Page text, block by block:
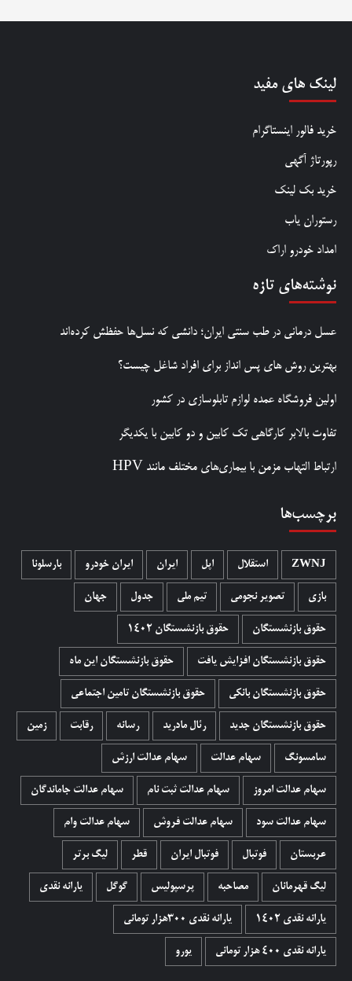
لینک های مفید
خرید فالور اینستاگرام
رپورتاژ آگهی
خرید بک لینک
رستوران یاب
امداد خودرو اراک
نوشته‌های تازه
عسل درمانی در طب سنتی ایران؛ دانشی که نسل‌ها حفظش کرده‌اند
بهترین روش‌ های پس‌ انداز برای افراد شاغل چیست؟
اولین فروشگاه عمده لوازم تابلوسازی در کشور
تفاوت بالابر کارگاهی تک کابین و دو کابین با یکدیگر
ارتباط التهاب مزمن با بیماری‌های مختلف مانند HPV
برچسب‌ها
ZWNJ استقلال اپل ایران ایران خودرو بارسلونا
بازی تصویر نجومی تیم ملی جدول جهان
حقوق بازنشستگان حقوق بازنشستگان 1402
حقوق بازنشستگان افزایش یافت حقوق بازنشستگان این ماه
حقوق بازنشستگان بانکی حقوق بازنشستگان تامین اجتماعی
حقوق بازنشستگان جدید رئال مادرید رسانه رقابت زمین
سامسونگ سهام عدالت سهام عدالت ارزش
سهام عدالت امروز سهام عدالت ثبت نام سهام عدالت جاماندگان
سهام عدالت سود سهام عدالت فروش سهام عدالت وام
عربستان فوتبال فوتبال ایران قطر لیگ برتر
لیگ قهرمانان مصاحبه پرسپولیس گوگل یارانه نقدی
یارانه نقدی 1402 یارانه نقدی ۳۰۰هزار تومانی
یارانه نقدی ۴۰۰ هزار تومانی یورو